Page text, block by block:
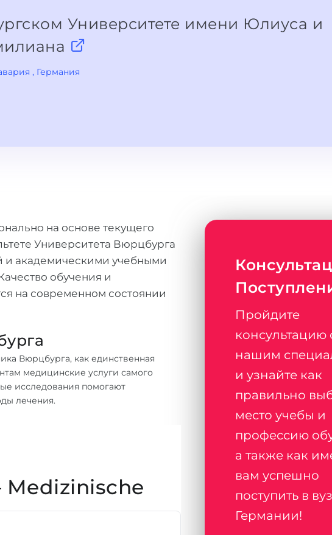
Университете имени Юлиуса и
, Германия
на основе текущего
Университета Вюрцбурга
и академическими учебными
обучения и
на современном состоянии
Вюрцбурга, как единственная
медицинские услуги самого
исследования помогают
лечения.
Пройдите
консультацию
нашим
и узнайте как
правильно
место учебы и
профессию
а также как
вам успешно
поступить в
Германии!